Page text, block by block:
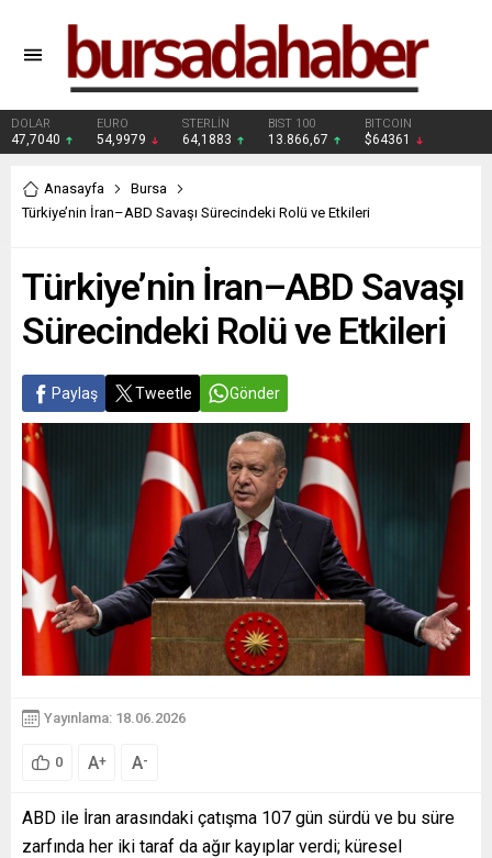
DOLAR
47,7040
EURO
54,9979
STERLİN
64,1883
BIST 100
13.866,67
BITCOIN
$64361
Anasayfa
Bursa
Türkiye’nin İran–ABD Savaşı Sürecindeki Rolü ve Etkileri
Türkiye’nin İran–ABD Savaşı
Sürecindeki Rolü ve Etkileri
Paylaş Tweetle Gönder
Yayınlama: 18.06.2026
0 A+ A-
ABD ile İran arasındaki çatışma 107 gün sürdü ve bu süre
zarfında her iki taraf da ağır kayıplar verdi; küresel